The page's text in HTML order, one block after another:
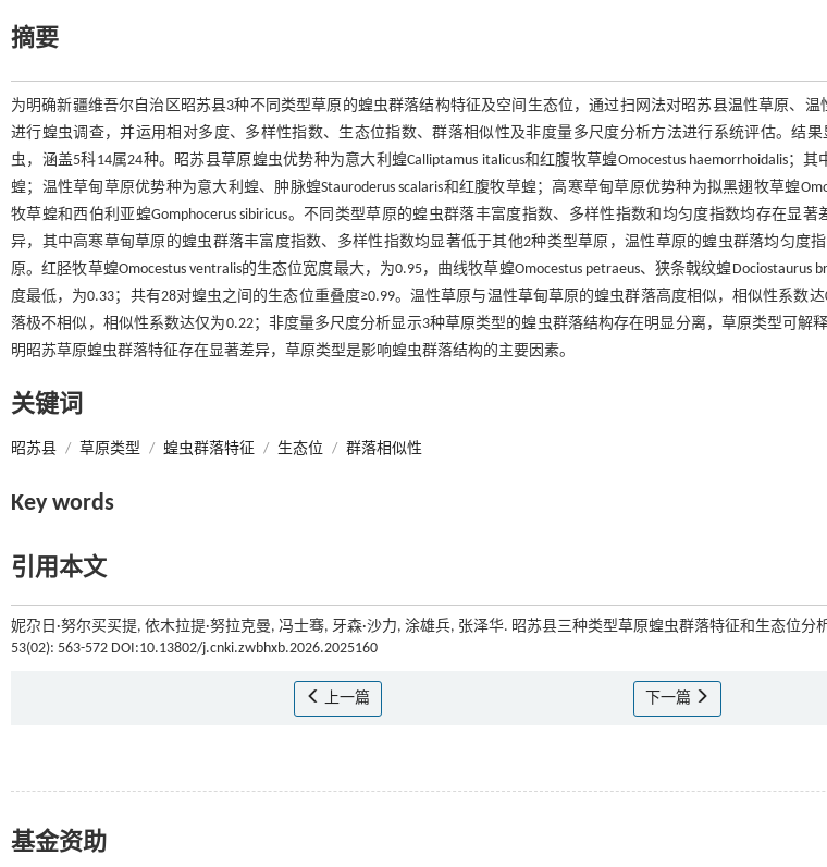
摘要
为明确新疆维吾尔自治区昭苏县3种不同类型草原的蝗虫群落结构特征及空间生态位，通过扫网法对昭苏县温性草原、温
进行蝗虫调查，并运用相对多度、多样性指数、生态位指数、群落相似性及非度量多尺度分析方法进行系统评估。结果
虫，涵盖5科14属24种。昭苏县草原蝗虫优势种为意大利蝗Calliptamus italicus和红腹牧草蝗Omocestus haemorrhoidalis；
蝗；温性草甸草原优势种为意大利蝗、肿脉蝗Stauroderus scalaris和红腹牧草蝗；高寒草甸草原优势种为拟黑翅牧草蝗
牧草蝗和西伯利亚蝗Gomphocerus sibiricus。不同类型草原的蝗虫群落丰富度指数、多样性指数和均匀度指数均存在显
异，其中高寒草甸草原的蝗虫群落丰富度指数、多样性指数均显著低于其他2种类型草原，温性草原的蝗虫群落均匀度
原。红胫牧草蝗Omocestus ventralis的生态位宽度最大，为0.95，曲线牧草蝗Omocestus petraeus、狭条戟纹蝗Dociostaurus
度最低，为0.33；共有28对蝗虫之间的生态位重叠度≥0.99。温性草原与温性草甸草原的蝗虫群落高度相似，相似性系数
落极不相似，相似性系数达仅为0.22；非度量多尺度分析显示3种草原类型的蝗虫群落结构存在明显分离，草原类型可解
明昭苏草原蝗虫群落特征存在显著差异，草原类型是影响蝗虫群落结构的主要因素。
关键词
昭苏县 / 草原类型 / 蝗虫群落特征 / 生态位 / 群落相似性
Key words
引用本文
妮尕日·努尔买买提, 依木拉提·努拉克曼, 冯士骞, 牙森·沙力, 涂雄兵, 张泽华. 昭苏县三种类型草原蝗虫群落特征和生态位分
53(02): 563-572 DOI:10.13802/j.cnki.zwbhxb.2026.2025160
上一篇 下一篇
基金资助